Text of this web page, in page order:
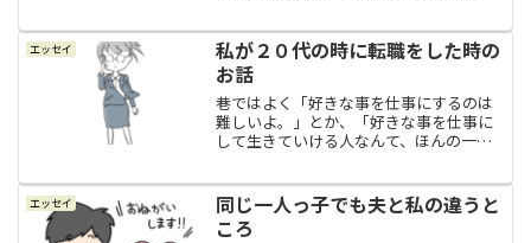
５年くらい日本を離れているので、海外
生活もずいぶん...
エッセイ
私が２０代の時に転職をした時の
お話
巷ではよく「好きな事を仕事にするのは
難しいよ。」とか、「好きな事を仕事に
して生きていける人なんて、ほんの一握
いし、難しい事なんだろうとも思いま
す。でもね、好きな事を仕事...
エッセイ
同じ一人っ子でも夫と私の違うと
ころ